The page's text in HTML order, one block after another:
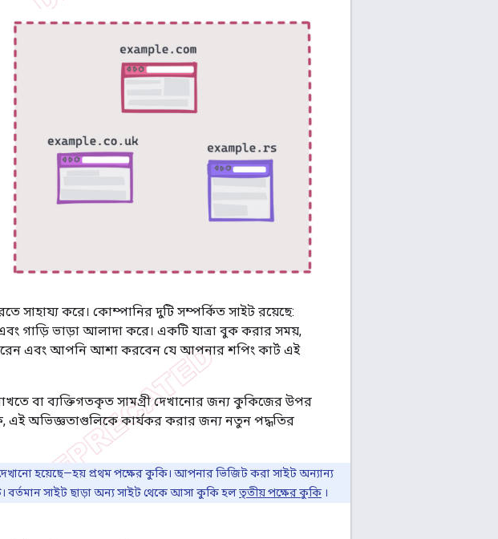
করে। কোম্পানির দুটি সম্পর্কিত সাইট রয়েছে:
এবং গাড়ি ভাড়া আলাদা করে। একটি যাত্রা বুক করার সময়,
এবং আপনি আশা করবেন যে আপনার শপিং কার্ট এই
বা ব্যক্তিগতকৃত সামগ্রী দেখানোর জন্য কুকিজের উপর
এই অভিজ্ঞতাগুলিকে কার্যকর করার জন্য নতুন পদ্ধতির
হয়েছে—হয় প্রথম পক্ষের কুকি। আপনার ভিজিট করা সাইট অন্যান্য
বর্তমান সাইট ছাড়া অন্য সাইট থেকে আসা কুকি হলতৃতীয় পক্ষের কুকি ।